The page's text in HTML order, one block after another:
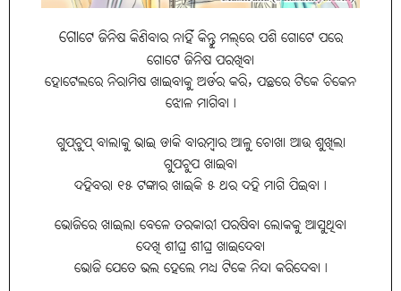
ଗୋଟେ ଜିନିଷ କିଣିବାର ନାହିଁ କିନ୍ତୁ ମଲ୍‌ରେ ପଶି ଗୋଟେ ପରେ
ଗୋଟେ ଜିନିଷ ପରଖିବା
ହୋଟେଲରେ ନିରାମିଷ ଖାଇବାକୁ ଅର୍ଡର କରି, ପଛରେ ଟିକେ ଚିକେନ
ଝୋଳ ମାଗିବା।
ଗୁପ୍‌ଚୁପ୍‌ ବାଲାକୁ ଭାଇ ଡାକି ବାରମ୍ବାର ଆଳୁ ଚୋଖା ଆଉ ଶୁଖିଲା
ଗୁପଚୁପ ଖାଇବା
ଦହିବରା ୧୫ ଟଙ୍କାର ଖାଇକି ୫ ଥର ଦହି ମାଗି ପିଇବା।
ଭୋଜିରେ ଖାଇଲା ବେଳେ ତରକାରୀ ପରଷିବା ଲୋକକୁ ଆସୁଥିବା
ଦେଖି ଶୀଘ୍ର ଶୀଘ୍ର ଖାଇଦେବା
ଭୋଜି ଯେତେ ଭଲ ହେଲେ ମଧ୍ୟ ଟିକେ ନିନ୍ଦା କରିଦେବା।